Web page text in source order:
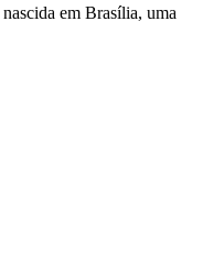
em Brasília, uma